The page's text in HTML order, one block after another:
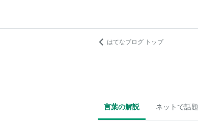
はてなブログ トップ
言葉の解説 ネットで話題